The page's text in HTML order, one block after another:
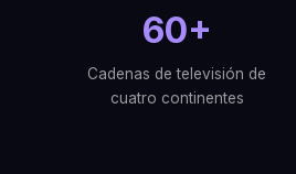
60+
Cadenas de televisión de
cuatro continentes